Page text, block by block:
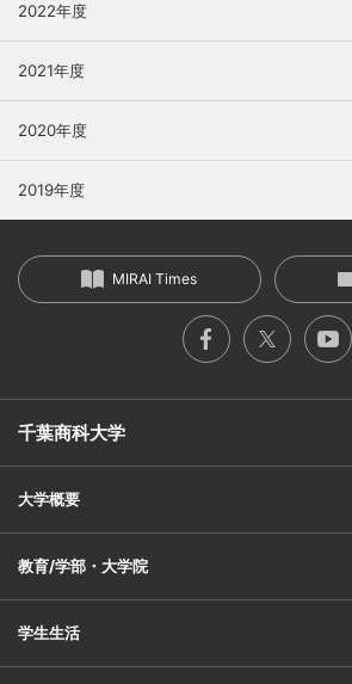
2022年度
2021年度
2020年度
2019年度
千葉商科大学
MIRAI Times
大学概要
教育/学部・大学院
学生生活